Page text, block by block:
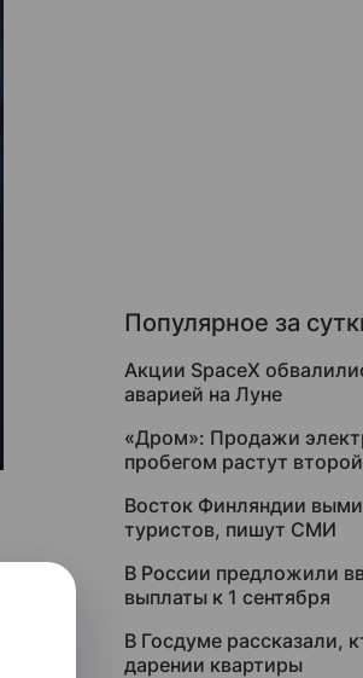
Популярное за
Акции SpaceX
аварией на Луне
«Дром»: Продажи
пробегом растут
Восток Финляндии
туристов, пишут СМИ
В России предложили
выплаты к 1 сентября
В Госдуме рассказали,
дарении квартиры